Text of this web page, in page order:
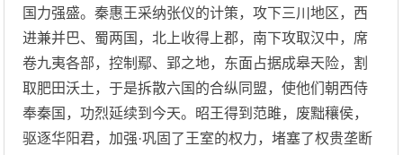
国力强盛。秦惠王采纳张仪的计策，攻下三川地区，西
进兼并巴、蜀两国，北上收得上郡，南下攻取汉中，席
卷九夷各部，控制鄢、郢之地，东面占据成皋天险，割
取肥田沃土，于是拆散六国的合纵同盟，使他们朝西侍
奉秦国，功烈延续到今天。昭王得到范雎，废黜穰侯，
驱逐华阳君，加强·巩固了王室的权力，堵塞了权贵垄断